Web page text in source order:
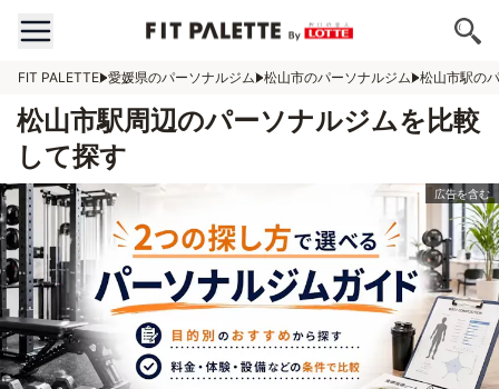
FIT PALETTE 愛媛県のパーソナルジム 松山市のパーソナルジム 松山市駅の
松山市駅周辺のパーソナルジムを比較
して探す